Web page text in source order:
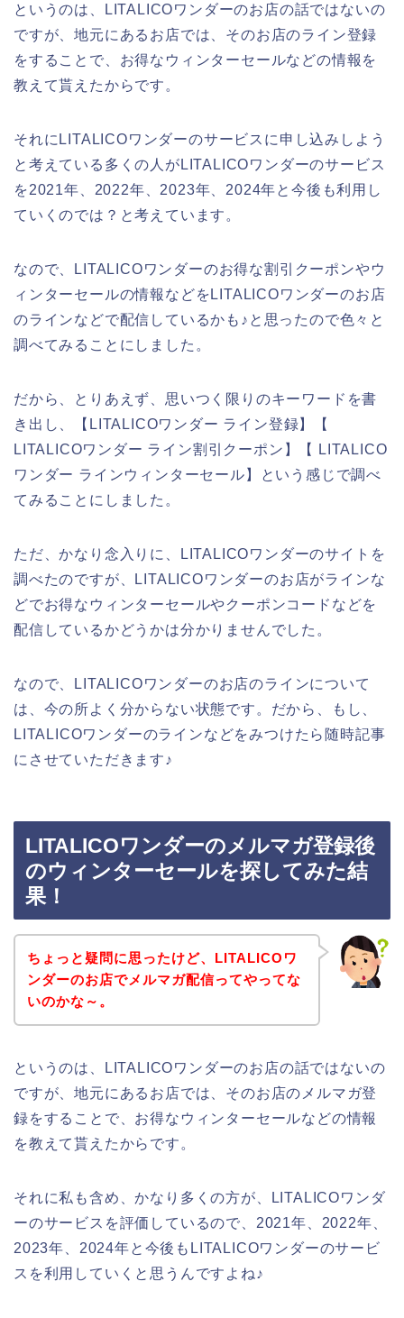
というのは、LITALICOワンダーのお店の話ではないの
ですが、地元にあるお店では、そのお店のライン登録
をすることで、お得なウィンターセールなどの情報を
教えて貰えたからです。
それにLITALICOワンダーのサービスに申し込みしよう
と考えている多くの人がLITALICOワンダーのサービス
を2021年、2022年、2023年、2024年と今後も利用し
ていくのでは？と考えています。
なので、LITALICOワンダーのお得な割引クーポンやウ
ィンターセールの情報などをLITALICOワンダーのお店
のラインなどで配信しているかも♪と思ったので色々と
調べてみることにしました。
だから、とりあえず、思いつく限りのキーワードを書
き出し、【LITALICOワンダー ライン登録】【
LITALICOワンダー ライン割引クーポン】【 LITALICO
ワンダー ラインウィンターセール】という感じで調べ
てみることにしました。
ただ、かなり念入りに、LITALICOワンダーのサイトを
調べたのですが、LITALICOワンダーのお店がラインな
どでお得なウィンターセールやクーポンコードなどを
配信しているかどうかは分かりませんでした。
なので、LITALICOワンダーのお店のラインについて
は、今の所よく分からない状態です。だから、もし、
LITALICOワンダーのラインなどをみつけたら随時記事
にさせていただきます♪
LITALICOワンダーのメルマガ登録後
のウィンターセールを探してみた結
果！
ちょっと疑問に思ったけど、LITALICOワ
ンダーのお店でメルマガ配信ってやってな
いのかな～。
というのは、LITALICOワンダーのお店の話ではないの
ですが、地元にあるお店では、そのお店のメルマガ登
録をすることで、お得なウィンターセールなどの情報
を教えて貰えたからです。
それに私も含め、かなり多くの方が、LITALICOワンダ
ーのサービスを評価しているので、2021年、2022年、
2023年、2024年と今後もLITALICOワンダーのサービ
スを利用していくと思うんですよね♪